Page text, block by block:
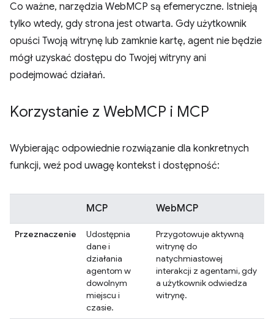
Co ważne, narzędzia WebMCP są efemeryczne. Istnieją
tylko wtedy, gdy strona jest otwarta. Gdy użytkownik
opuści Twoją witrynę lub zamknie kartę, agent nie będzie
mógł uzyskać dostępu do Twojej witryny ani
podejmować działań.
Korzystanie z WebMCP i MCP
Wybierając odpowiednie rozwiązanie dla konkretnych
funkcji, weź pod uwagę kontekst i dostępność:
MCP WebMCP
Przeznaczenie
Udostępnia
dane i
działania
agentom w
dowolnym
miejscu i
czasie.
Przygotowuje aktywną
witrynę do
natychmiastowej
interakcji z agentami, gdy
a użytkownik odwiedza
witrynę.